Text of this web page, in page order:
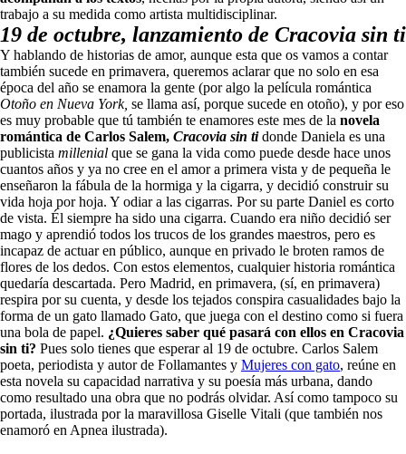
trabajo a su medida como artista multidisciplinar.
19 de octubre, lanzamiento de Cracovia sin ti
Y hablando de historias de amor, aunque esta que os vamos a contar
también sucede en primavera, queremos aclarar que no solo en esa
época del año se enamora la gente (por algo la película romántica
Otoño en Nueva York, se llama así, porque sucede en otoño), y por eso
es muy probable que tú también te enamores este mes de la novela
romántica de Carlos Salem, Cracovia sin ti donde Daniela es una
publicista millenial que se gana la vida como puede desde hace unos
cuantos años y ya no cree en el amor a primera vista y de pequeña le
enseñaron la fábula de la hormiga y la cigarra, y decidió construir su
vida hoja por hoja. Y odiar a las cigarras. Por su parte Daniel es corto
de vista. Él siempre ha sido una cigarra. Cuando era niño decidió ser
mago y aprendió todos los trucos de los grandes maestros, pero es
incapaz de actuar en público, aunque en privado le broten ramos de
flores de los dedos. Con estos elementos, cualquier historia romántica
quedaría descartada. Pero Madrid, en primavera, (sí, en primavera)
respira por su cuenta, y desde los tejados conspira casualidades bajo la
forma de un gato llamado Gato, que juega con el destino como si fuera
una bola de papel. ¿Quieres saber qué pasará con ellos en Cracovia
sin ti? Pues solo tienes que esperar al 19 de octubre. Carlos Salem
poeta, periodista y autor de Follamantes y Mujeres con gato, reúne en
esta novela su capacidad narrativa y su poesía más urbana, dando
como resultado una obra que no podrás olvidar. Así como tampoco su
portada, ilustrada por la maravillosa Giselle Vitali (que también nos
enamoró en Apnea ilustrada).